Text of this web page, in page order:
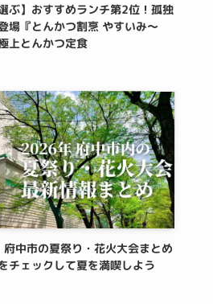
ぶ】おすすめランチ第2位！孤独
場『とんかつ割烹 やすいみ〜
上とんかつ定食
中市の夏祭り・花火大会まとめ
チェックして夏を満喫しよう